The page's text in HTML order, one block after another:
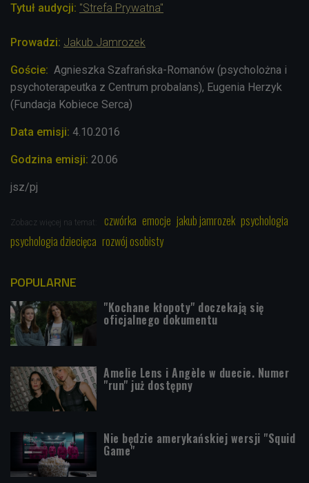
Tytuł audycji: "Strefa Prywatna"
Prowadzi: Jakub Jamrozek
Goście: Agnieszka Szafrańska-Romanów (psycholożna i
psychoterapeutka z Centrum probalans), Eugenia Herzyk
(Fundacja Kobiece Serca)
Data emisji: 4.10.2016
Godzina emisji: 20.06
jsz/pj
Zobacz więcej na temat: czwórka emocje jakub jamrozek psychologia
psychologia dziecięca rozwój osobisty
POPULARNE
"Kochane kłopoty" doczekają się
oficjalnego dokumentu
Amelie Lens i Angèle w duecie. Numer
"run" już dostępny
Nie będzie amerykańskiej wersji "Squid
Game"